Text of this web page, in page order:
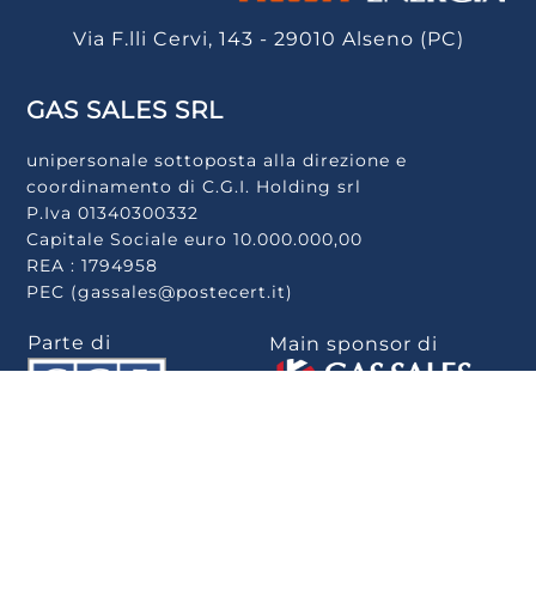
Via F.lli Cervi, 143 - 29010 Alseno (PC)
GAS SALES SRL
unipersonale sottoposta alla direzione e
coordinamento di C.G.I. Holding srl
P.Iva 01340300332
Capitale Sociale euro 10.000.000,00
REA : 1794958
PEC (gassales@postecert.it)
Parte di Main sponsor di